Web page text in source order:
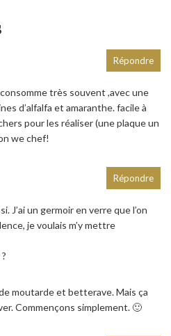
très souvent ,avec une
d’alfalfa et amaranthe. facile à
pour les réaliser (une plaque un
we chef!
Répondre
J’ai un germoir en verre que l’on
je voulais m’y mettre
moutarde et betterave. Mais ça
Commençons simplement. 🙂
Répondre